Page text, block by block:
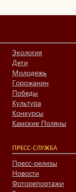
Экология
Дети
Молодежь
Горожанин
Победы
Культура
Конкурсы
Камские Поляны
ПРЕСС-СЛУЖБА
Пресс-релизы
Новости
Фоторепортажи